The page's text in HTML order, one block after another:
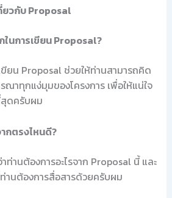
วกับ Proposal
ในการเขียน Proposal?
ขียน Proposal ช่วยให้ท่านสามารถคิด
ณาทุกแง่มุมของโครงการ เพื่อให้แน่ใจ
สุดครับผม
ากตรงไหนดี?
ท่านต้องการอะไรจาก Proposal นี้ และ
านต้องการสื่อสารด้วยครับผม